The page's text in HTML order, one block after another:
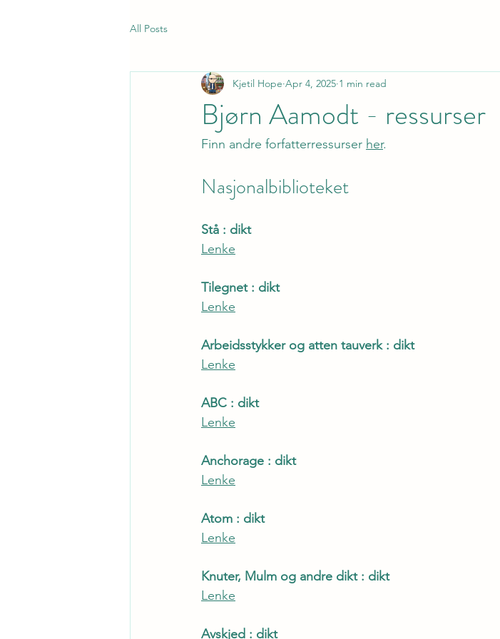
All Posts
Bjørn Aamodt - ressurser
Kjetil Hope Apr 4, 2025 1 min read
Finn andre forfatterressurser her.
Nasjonalbiblioteket
Stå : dikt
Lenke
Tilegnet : dikt
Lenke
Arbeidsstykker og atten tauverk : dikt
Lenke
ABC : dikt
Lenke
Anchorage : dikt
Lenke
Atom : dikt
Lenke
Knuter, Mulm og andre dikt : dikt
Lenke
Avskjed : dikt